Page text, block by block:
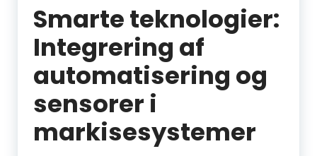
Smarte teknologier:
Integrering af
automatisering og
sensorer i
markisesystemer